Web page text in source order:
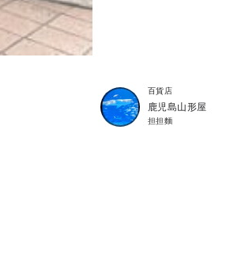
百貨店
鹿児島山形屋
担担麵